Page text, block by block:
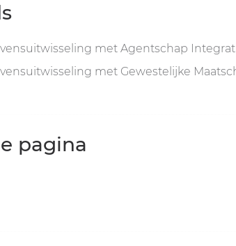
met Agentschap
met Gewestelijke
pagina